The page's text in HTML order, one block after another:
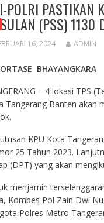
POLRI PASTIKAN
(PSS) 1130
16, 2024 ADMIN
BHAYANGKARA
– 4 lokasi TPS
Tangerang Banten akan
KPU Kota
25 Tahun 2023.
(DPT) yang akan
menjamin
Kombes Pol Zain Dwi
Polres Metro